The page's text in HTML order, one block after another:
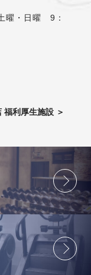
曜・⽇曜 9：
福利厚生施設 ＞